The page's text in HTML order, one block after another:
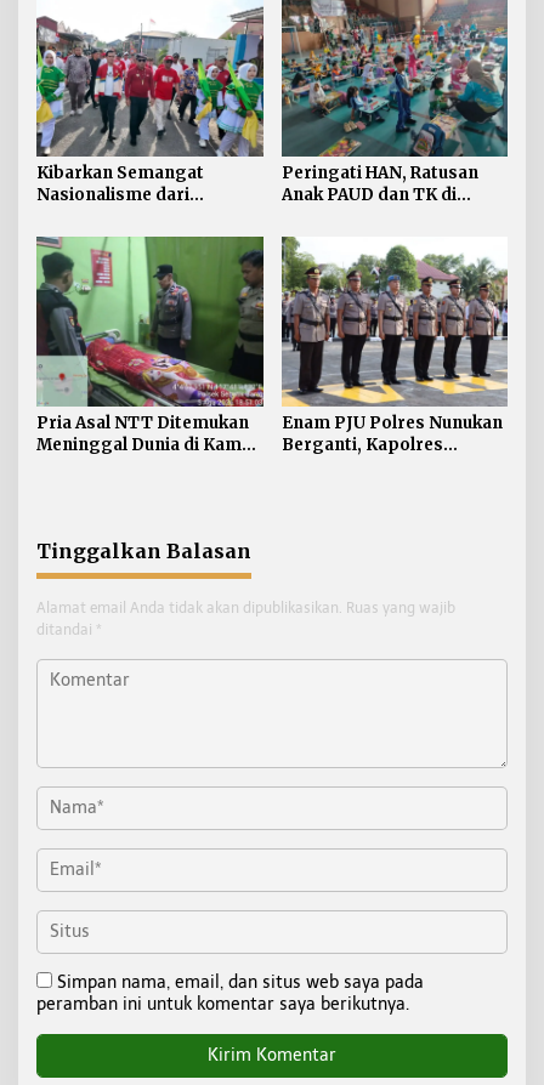
Kibarkan Semangat
Nasionalisme dari
Merah Putih 81 Meter
Dibentangkan di Sebatik
Peringati HAN, Ratusan
Anak PAUD dan TK di
Lomba Menggambar dan
Mewarnai
Pria Asal NTT Ditemukan
Meninggal Dunia di Kamar
Enam PJU Polres Nunukan
Berganti, Kapolres
Tinggalkan Balasan
Alamat email Anda tidak akan dipublikasikan. Ruas yang wajib
ditandai *
Simpan nama, email, dan situs web saya pada
peramban ini untuk komentar saya berikutnya.